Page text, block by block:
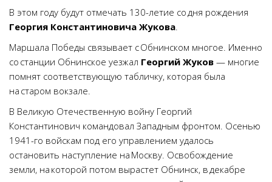
В этом году будут отмечать 130-летие со дня рождения
Георгия Константиновича Жукова.
Маршала Победы связывает с Обнинском многое. Именно
со станции Обнинское уезжал Георгий Жуков — многие
помнят соответствующую табличку, которая была
на старом вокзале.
В Великую Отечественную войну Георгий
Константинович командовал Западным фронтом. Осенью
1941-го войскам под его управлением удалось
остановить наступление на Москву. Освобождение
земли, на которой потом вырастет Обнинск, в декабре